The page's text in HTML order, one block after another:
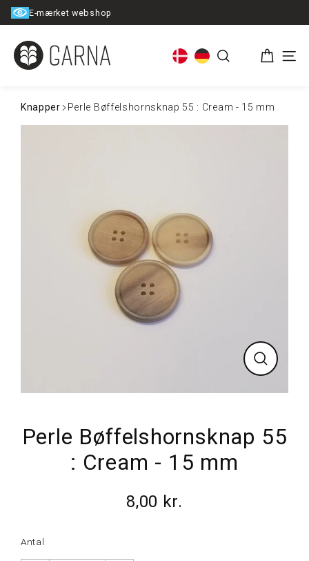
Spring
E-mærket webshop
Knapper Perle Bøffelshornsknap 55 : Cream - 15 mm
Luk
Perle Bøffelshornsknap 55
: Cream - 15 mm
Normalpris
8,00 kr.
Antal